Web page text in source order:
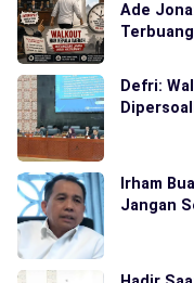
Ade
Defri:
Irham
Jangan